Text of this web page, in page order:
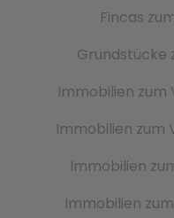
Fincas
Grundstücke
Immobilien zum
Immobilien zum
Immobilien
Immobilien